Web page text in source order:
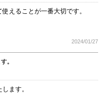
えることが一番大切です。
2024/01/27
。
ます。